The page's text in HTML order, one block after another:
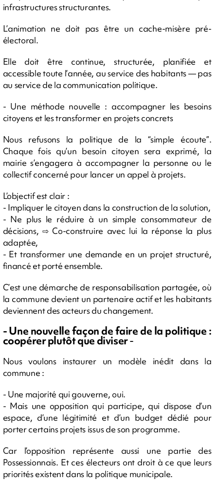
infrastructures structurantes.
L’animation ne doit pas être un cache-misère pré-
électoral.
Elle doit être continue, structurée, planifiée et
accessible toute l’année, au service des habitants — pas
au service de la communication politique.
- Une méthode nouvelle : accompagner les besoins
citoyens et les transformer en projets concrets
Nous refusons la politique de la “simple écoute”.
Chaque fois qu’un besoin citoyen sera exprimé, la
mairie s’engagera à accompagner la personne ou le
collectif concerné pour lancer un appel à projets.
L’objectif est clair :
- Impliquer le citoyen dans la construction de la solution,
- Ne plus le réduire à un simple consommateur de
décisions, ⇨ Co-construire avec lui la réponse la plus
adaptée,
- Et transformer une demande en un projet structuré,
financé et porté ensemble.
C’est une démarche de responsabilisation partagée, où
la commune devient un partenaire actif et les habitants
deviennent des acteurs du changement.
- Une nouvelle façon de faire de la politique :
coopérer plutôt que diviser-
Nous voulons instaurer un modèle inédit dans la
commune :
- Une majorité qui gouverne, oui.
- Mais une opposition qui participe, qui dispose d’un
espace, d’une légitimité et d’un budget dédié pour
porter certains projets issus de son programme.
Car l’opposition représente aussi une partie des
Possessionnais. Et ces électeurs ont droit à ce que leurs
priorités existent dans la politique municipale.